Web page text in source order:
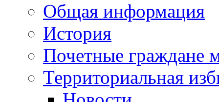
Общая информация
История
Почетные граждане
Территориальная